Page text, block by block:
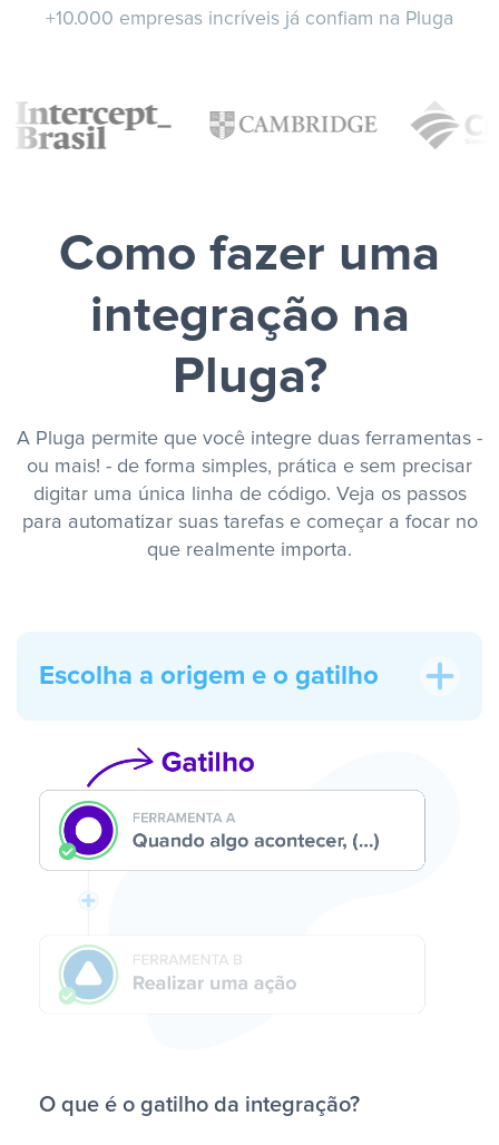
+10.000 empresas incríveis já confiam na Pluga
Como fazer uma
integração na
Pluga?
A Pluga permite que você integre duas ferramentas -
ou mais! - de forma simples, prática e sem precisar
digitar uma única linha de código. Veja os passos
para automatizar suas tarefas e começar a focar no
que realmente importa.
Escolha a origem e o gatilho
O que é o gatilho da integração?